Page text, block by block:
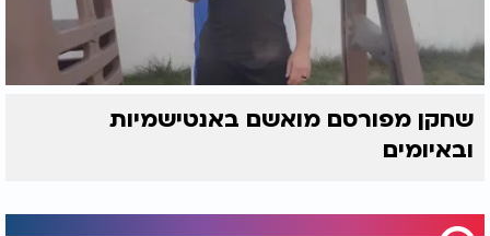
שחקן מפורסם מואשם באנטישמיות
ובאיומים